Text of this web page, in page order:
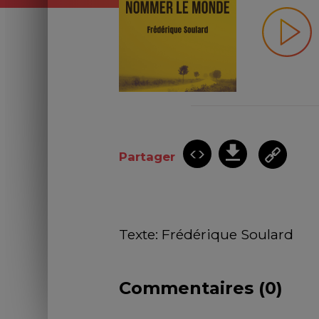
Partager
Texte: Frédérique Soulard
Commentaires (0)